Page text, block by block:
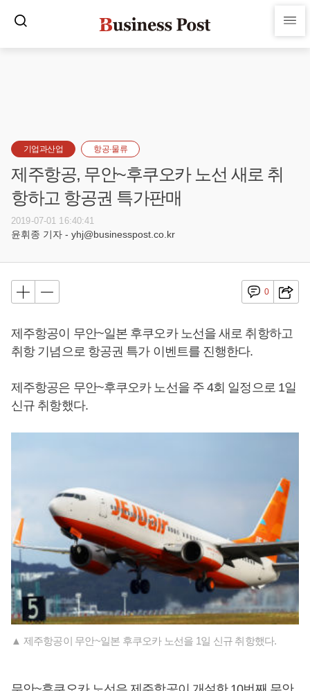
기업과산업 항공·물류
제주항공, 무안~후쿠오카 노선 새로 취
항하고 항공권 특가판매
2019-07-01 16:40:41
윤휘종 기자 - yhj@businesspost.co.kr
0
제주항공이 무안~일본 후쿠오카 노선을 새로 취항하고
취항 기념으로 항공권 특가 이벤트를 진행한다.
제주항공은 무안~후쿠오카 노선을 주 4회 일정으로 1일
신규 취항했다.
▲ 제주항공이 무안~일본 후쿠오카 노선을 1일 신규 취항했다.